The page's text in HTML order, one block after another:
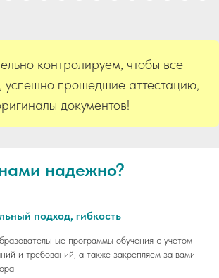
контролируем, чтобы все
успешно прошедшие аттестацию,
документов!
надежно?
подход, гибкость
программы обучения с учетом
и требований, а также закрепляем за вами